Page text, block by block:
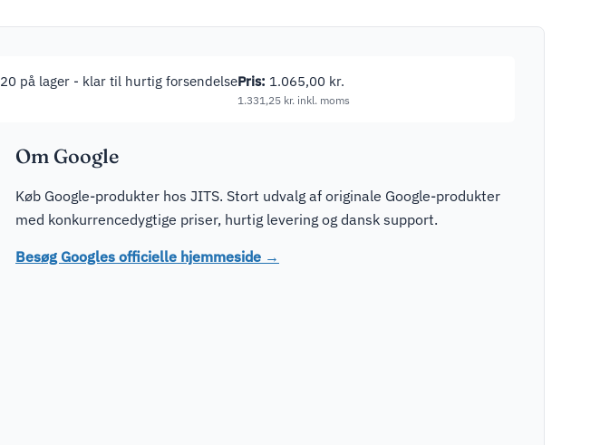
20 på lager - klar til hurtig forsendelsePris: 1.065,00 kr.
1.331,25 kr. inkl. moms
Om Google
Køb Google-produkter hos JITS. Stort udvalg af originale Google-produkter
med konkurrencedygtige priser, hurtig levering og dansk support.
Besøg Googles officielle hjemmeside →